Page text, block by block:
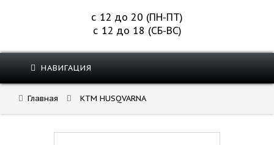
с 12 до 20 (ПН-ПТ)
с 12 до 18 (СБ-ВС)
НАВИГАЦИЯ
Главная KTM HUSQVARNA